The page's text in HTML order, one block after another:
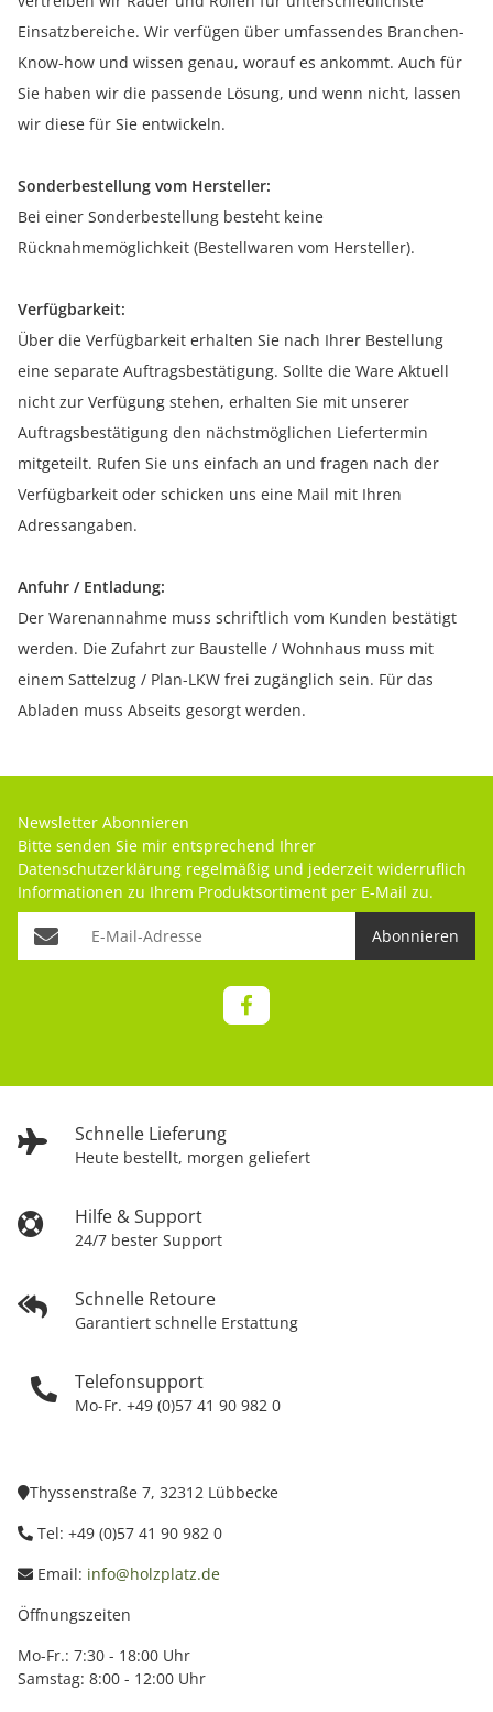
Einsatzbereiche. Wir verfügen über umfassendes Branchen-
Know-how und wissen genau, worauf es ankommt. Auch für
Sie haben wir die passende Lösung, und wenn nicht, lassen
wir diese für Sie entwickeln.
Sonderbestellung vom Hersteller:
Bei einer Sonderbestellung besteht keine
Rücknahmemöglichkeit (Bestellwaren vom Hersteller).
Verfügbarkeit:
Über die Verfügbarkeit erhalten Sie nach Ihrer Bestellung
eine separate Auftragsbestätigung. Sollte die Ware Aktuell
nicht zur Verfügung stehen, erhalten Sie mit unserer
Auftragsbestätigung den nächstmöglichen Liefertermin
mitgeteilt. Rufen Sie uns einfach an und fragen nach der
Verfügbarkeit oder schicken uns eine Mail mit Ihren
Adressangaben.
Anfuhr / Entladung:
Der Warenannahme muss schriftlich vom Kunden bestätigt
werden. Die Zufahrt zur Baustelle / Wohnhaus muss mit
einem Sattelzug / Plan-LKW frei zugänglich sein. Für das
Abladen muss Abseits gesorgt werden.
Schnelle Lieferung
Heute bestellt, morgen geliefert
Hilfe & Support
24/7 bester Support
Schnelle Retoure
Garantiert schnelle Erstattung
Telefonsupport
Mo-Fr. +49 (0)57 41 90 982 0
Newsletter Abonnieren
Bitte senden Sie mir entsprechend Ihrer
Datenschutzerklärung regelmäßig und jederzeit widerruflich
Informationen zu Ihrem Produktsortiment per E-Mail zu.
Abonnieren
Thyssenstraße 7, 32312 Lübbecke
Tel: +49 (0)57 41 90 982 0
Email: info@holzplatz.de
Öffnungszeiten
Mo-Fr.: 7:30 - 18:00 Uhr
Samstag: 8:00 - 12:00 Uhr